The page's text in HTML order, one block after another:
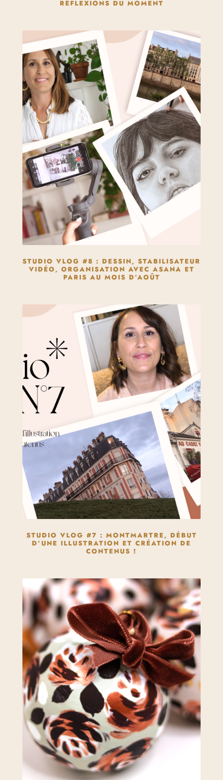
RÉFLEXIONS DU MOMENT
STUDIO VLOG #8 : DESSIN, STABILISATEUR
VIDÉO, ORGANISATION AVEC ASANA ET
PARIS AU MOIS D’AOÛT
STUDIO VLOG #7 : MONTMARTRE, DÉBUT
D’UNE ILLUSTRATION ET CRÉATION DE
CONTENUS !